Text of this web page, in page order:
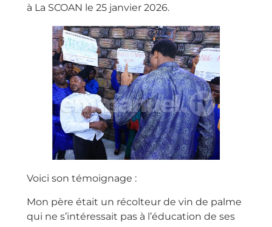
à La SCOAN le 25 janvier 2026.
Voici son témoignage :
Mon père était un récolteur de vin de palme
qui ne s’intéressait pas à l’éducation de ses